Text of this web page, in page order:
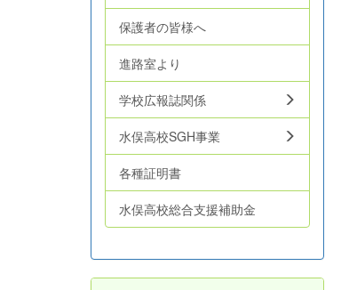
保護者の皆様へ
進路室より
学校広報誌関係
水俣高校SGH事業
各種証明書
水俣高校総合支援補助金